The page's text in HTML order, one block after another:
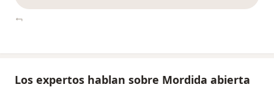
Los expertos hablan sobre Mordida abierta